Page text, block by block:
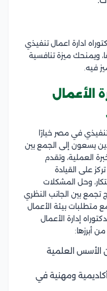
ادارة اعمال تنفيذي
ويمنحك ميزة تنافسية
فيه.
الأعمال
في مصر خيارًا
يسعون إلى الجمع بين
العملية، وتقدم
على القيادة
وحل المشكلات
تجمع بين الجانب النظري
متطلبات بيئة الأعمال
إدارة الأعمال
الأسس العلمية
ومهنية في